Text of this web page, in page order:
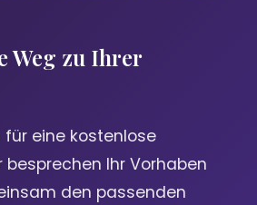
Weg zu Ihrer
für eine kostenlose
besprechen Ihr Vorhaben
den passenden